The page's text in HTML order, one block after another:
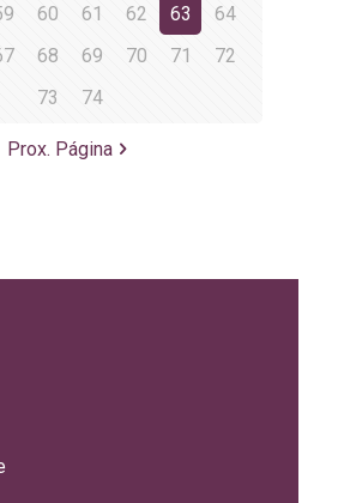
60 61 62 63
64
68 69 70 71
72
73
74
Prox. Página